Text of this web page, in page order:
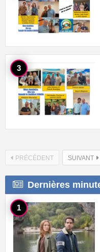
PRÉCÉDENT SUIVANT
Dernières